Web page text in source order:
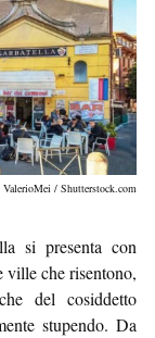
ValerioMei / Shutterstock.com
si presenta con
ville che risentono,
del cosiddetto
stupendo. Da